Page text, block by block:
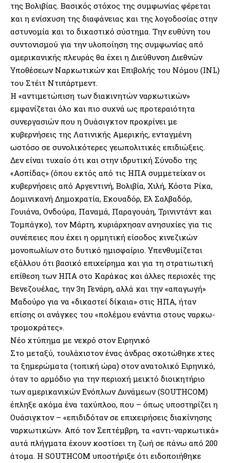
της Βολιβίας. Βασικός στόχος της συμφωνίας φέρεται
και η ενίσχυση της διαφάνειας και της λογοδοσίας στην
αστυνομία και το δικαστικό σύστημα. Την ευθύνη του
συντονισμού για την υλοποίηση της συμφωνίας από
αμερικανικής πλευράς θα έχει η Διεύθυνση Διεθνών
Υποθέσεων Ναρκωτικών και Επιβολής του Νόμου (INL)
του Στέιτ Ντιπάρτμεντ.
Η «αντιμετώπιση των διακινητών ναρκωτικών»
εμφανίζεται όλο και πιο συχνά ως προτεραιότητα
συνεργασιών που η Ουάσιγκτον προκρίνει με
κυβερνήσεις της Λατινικής Αμερικής, ενταγμένη
ωστόσο σε συνολικότερες γεωπολιτικές επιδιώξεις.
Δεν είναι τυχαίο ότι και στην ιδρυτική Σύνοδο της
«Ασπίδας» (όπου εκτός από τις ΗΠΑ συμμετείχαν οι
κυβερνήσεις από Αργεντινή, Βολιβία, Χιλή, Κόστα Ρίκα,
Δομινικανή Δημοκρατία, Εκουαδόρ, Ελ Σαλβαδόρ,
Γουιάνα, Ονδούρα, Παναμά, Παραγουάη, Τρινιντάντ και
Τομπάγκο), τον Μάρτη, κυριάρχησαν ανησυχίες για τις
συνέπειες που έχει η ορμητική είσοδος κινεζικών
μονοπωλίων στο δυτικό ημισφαίριο. Υπενθυμίζεται
εξάλλου ότι βασικό επιχείρημα και για τη στρατιωτική
επίθεση των ΗΠΑ στο Καράκας και άλλες περιοχές της
Βενεζουέλας, την 3η Γενάρη, αλλά και την «απαγωγή»
Μαδούρο για να «δικαστεί δίκαια» στις ΗΠΑ, ήταν
επίσης οι ανάγκες του «πολέμου ενάντια στους ναρκω-
τρομοκράτες».
Νέο χτύπημα με νεκρό στον Ειρηνικό
Στο μεταξύ, τουλάχιστον ένας άνδρας σκοτώθηκε χτες
τα ξημερώματα (τοπική ώρα) στον ανατολικό Ειρηνικό,
όταν το αρμόδιο για την περιοχή μεικτό διοικητήριο
των αμερικανικών Ενόπλων Δυνάμεων (SOUTHCOM)
έπληξε ακόμα ένα ταχύπλοο, που – όπως υποστηρίζει η
Ουάσιγκτον – «επιδιδόταν σε επιχειρήσεις διακίνησης
ναρκωτικών». Από τον Σεπτέμβρη, τα «αντι-ναρκωτικά»
αυτά πλήγματα έχουν κοστίσει τη ζωή σε πάνω από 200
άτομα. Η SOUTHCOM υποστήριξε ότι ειδοποιήθηκε